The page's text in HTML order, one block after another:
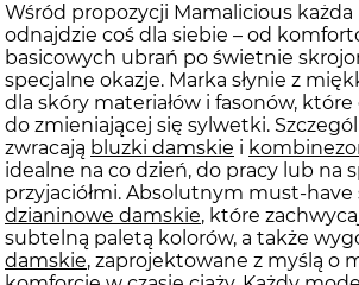
Wśród propozycji Mamalicious każda
odnajdzie coś dla siebie – od
basicowych ubrań po świetnie
specjalne okazje. Marka słynie z
dla skóry materiałów i fasonów,
do zmieniającej się sylwetki.
zwracają bluzki damskie i
idealne na co dzień, do pracy lub na
przyjaciółmi. Absolutnym must-have
dzianinowe damskie, które
subtelną paletą kolorów, a także
damskie, zaprojektowane z myślą o